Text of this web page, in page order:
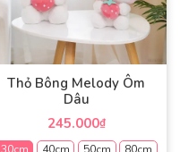
Thỏ Bông Melody Ôm
Dâu
245.000₫
30cm
40cm 50cm 80cm